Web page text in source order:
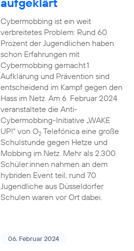
Cybermobbing ist ein weit
verbreitetes Problem: Rund 60
Prozent der Jugendlichen haben
schon Erfahrungen mit
Cybermobbing gemacht.1
Aufklärung und Prävention sind
entscheidend im Kampf gegen den
Hass im Netz. Am 6. Februar 2024
veranstaltete die Anti-
Cybermobbing-Initiative „WAKE
UP!“ von O2Telefónica eine große
Schulstunde gegen Hetze und
Mobbing im Netz. Mehr als 2.300
Schüler:innen nahmen an dem
hybriden Event teil; rund 70
Jugendliche aus Düsseldorfer
Schulen waren vor Ort dabei.
06. Februar 2024